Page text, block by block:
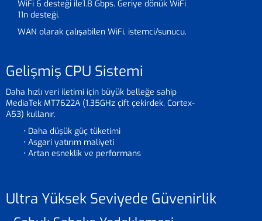
WiFi 6 desteği ile1.8 Gbps. Geriye dönük WiFi
11n desteği.
WAN olarak çalışabilen WiFi, istemci/sunucu.
Gelişmiş CPU Sistemi
Daha hızlı veri iletimi için büyük belleğe sahip
MediaTek MT7622A (1.35GHz çift çekirdek, Cortex-
A53) kullanır.
• Daha düşük güç tüketimi
• Asgari yatırım maliyeti
• Artan esneklik ve performans
Ultra Yüksek Seviyede Güvenirlik